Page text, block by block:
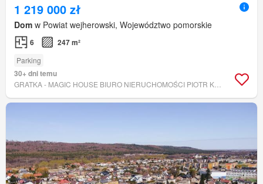
1 219 000 zł
Dom w Powiat wejherowski, Województwo pomorskie
6 247 m²
Parking
30+ dni temu